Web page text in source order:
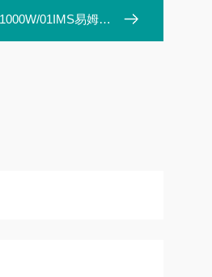
X射线源测厚仪100kV/1000W/01